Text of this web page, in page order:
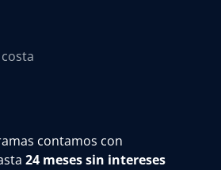
contamos con
24 meses sin intereses